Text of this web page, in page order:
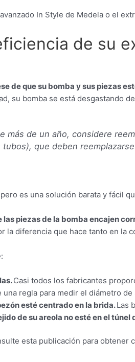
In Style de Medela o el
de su
de que su bomba y sus piezas
su bomba se está desgastando
más de un año, considere
tubos), que deben
es una solución barata y fácil
las piezas de la bomba encajen
la diferencia que hace tanto en la
Casi todos los fabricantes
una regla para medir el diámetro
esté centrado en la brida.Las
de su areola no esté en el túnel
esta publicación para obtener